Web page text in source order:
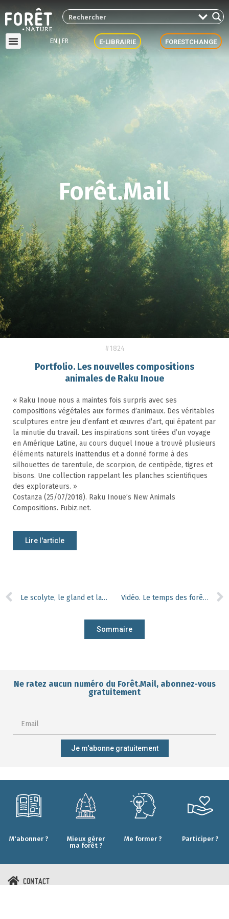
EN FR E-LIBRAIRIE FORESTCHANGE
Forêt.Mail
#1824
Portfolio. Les nouvelles compositions
animales de Raku Inoue
« Raku Inoue nous a maintes fois surpris avec ses
compositions végétales aux formes d’animaux. Des véritables
sculptures entre jeu d’enfant et œuvres d’art, qui épatent par
la minutie du travail. Les inspirations sont tirées d’un voyage
en Amérique Latine, au cours duquel Inoue a trouvé plusieurs
éléments naturels inattendus et a donné forme à des
silhouettes de tarentule, de scorpion, de centipède, tigres et
bisons. Une collection rappelant les planches scientifiques
des explorateurs. »
Costanza (25/07/2018). Raku Inoue’s New Animals
Compositions. Fubiz.net.
Lire l'article
Le scolyte, le gland et la faîne Vidéo. Le temps des forêts
Sommaire
Ne ratez aucun numéro du Forêt.Mail, abonnez-vous
gratuitement
Je m'abonne gratuitement
M'abonner ?
Mieux gérer
ma forêt ?
Me former ? Participer ?
CONTACT